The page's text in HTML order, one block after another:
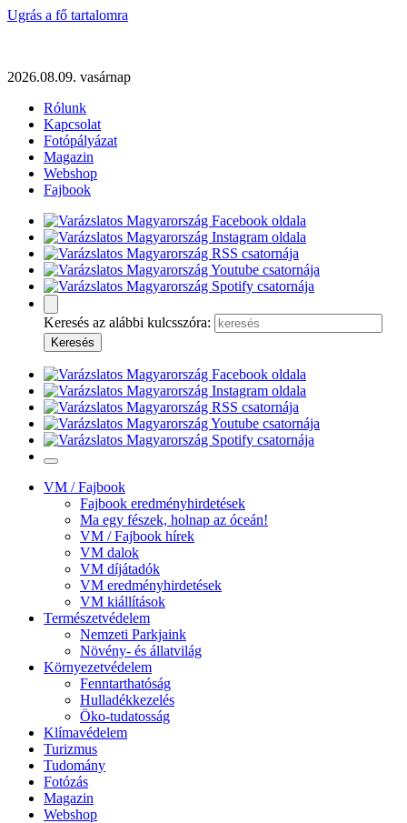
Ugrás a fő tartalomra
2026.08.09. vasárnap
Rólunk
Kapcsolat
Fotópályázat
Magazin
Webshop
Fajbook
Keresés az alábbi kulcsszóra:
VM / Fajbook
Fajbook eredményhirdetések
Ma egy fészek, holnap az óceán!
VM / Fajbook hírek
VM dalok
VM díjátadók
VM eredményhirdetések
VM kiállítások
Természetvédelem
Nemzeti Parkjaink
Növény- és állatvilág
Környezetvédelem
Fenntarthatóság
Hulladékkezelés
Öko-tudatosság
Klímavédelem
Turizmus
Tudomány
Fotózás
Magazin
Webshop